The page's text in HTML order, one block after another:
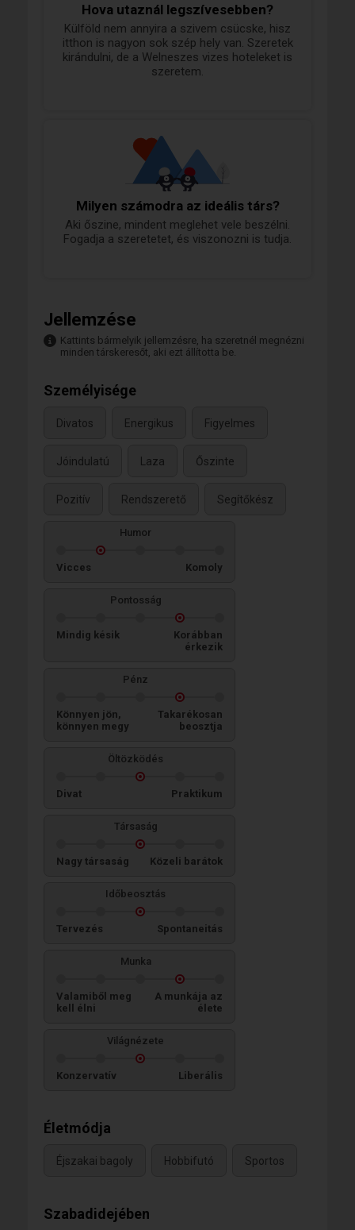
Hova utaznál legszívesebben?
Külföld nem annyira a szivem csücske, hisz
itthon is nagyon sok szép hely van. Szeretek
kirándulni, de a Welneszes vizes hoteleket is
szeretem.
Milyen számodra az ideális társ?
Aki őszine, mindent meglehet vele beszélni.
Fogadja a szeretetet, és viszonozni is tudja.
Jellemzése
Kattints bármelyik jellemzésre, ha szeretnél megnézni
minden társkeresőt, aki ezt állította be.
Személyisége
Divatos Energikus Figyelmes
Jóindulatú Laza Őszinte
Pozitív Rendszerető Segítőkész
Humor
Vicces Komoly
Pontosság
Mindig késik
Korábban
érkezik
Pénz
Könnyen jön,
könnyen megy
Takarékosan
beosztja
Öltözködés
Divat Praktikum
Társaság
Nagy társaság Közeli barátok
Időbeosztás
Tervezés Spontaneitás
Munka
Valamiből meg
kell élni
A munkája az
élete
Világnézete
Konzervatív Liberális
Életmódja
Éjszakai bagoly Hobbifutó Sportos
Szabadidejében